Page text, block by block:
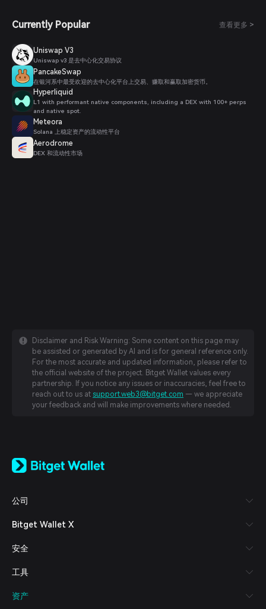
Currently Popular 查看更多 >
Uniswap V3
Uniswap v3 是去中心化交易协议
PancakeSwap
在银河系中最受欢迎的去中心化平台上交易、赚取和赢取加密货币。
Hyperliquid
L1 with performant native components, including a DEX with 100+ perps
and native spot.
Meteora
Solana 上稳定资产的流动性平台
Aerodrome
DEX 和流动性市场
Disclaimer and Risk Warning: Some content on this page may
be assisted or generated by AI and is for general reference only.
For the most accurate and updated information, please refer to
the official website of the project. Bitget Wallet values every
partnership. If you notice any issues or inaccuracies, feel free to
reach out to us at support.web3@bitget.com — we appreciate
your feedback and will make improvements where needed.
日本語
Español (Latinoamérica)
Italiano
Deutsch
繁體中文
Bahasa Indonesia
公司
Bitget Wallet X
安全
工具
资产